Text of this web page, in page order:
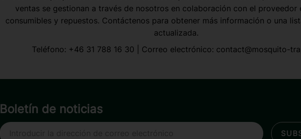
ventas se gestionan a través de nosotros en colaboración con el proveedor
consumibles y repuestos. Contáctenos para obtener más información o una
actualizada.
Teléfono: +46 31 788 16 30 | Correo electrónico: contact@mosquito-
Boletín de noticias